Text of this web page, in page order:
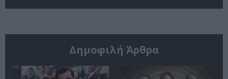
Δημοφιλή Άρθρα